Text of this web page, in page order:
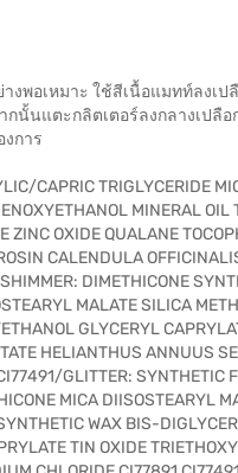
พอเหมาะ ใช้สีเนื้อแมทท์ลงเป
นั้นแตะกลิตเตอร์ลงกลางเปลือ
การ
CAPRIC TRIGLYCERIDE
MINERAL
ZINC OXIDE QUALANE
CALENDULA
DIMETHICONE
MALATE SILICA
GLYCERYL
HELIANTHUS ANNUUS
GLITTER: SYNTHETIC
MICA DIISOSTEARYL
WAX BIS-
TIN OXIDE